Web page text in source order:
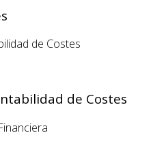
de Costes